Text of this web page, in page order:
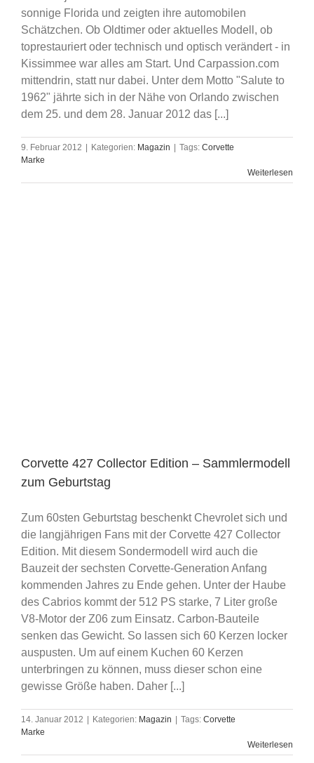
sonnige Florida und zeigten ihre automobilen
Schätzchen. Ob Oldtimer oder aktuelles Modell, ob
toprestauriert oder technisch und optisch verändert - in
Kissimmee war alles am Start. Und Carpassion.com
mittendrin, statt nur dabei. Unter dem Motto "Salute to
1962" jährte sich in der Nähe von Orlando zwischen
dem 25. und dem 28. Januar 2012 das [...]
9. Februar 2012 | Kategorien: Magazin | Tags: Corvette
Marke
Weiterlesen
Corvette 427 Collector Edition – Sammlermodell
zum Geburtstag
Zum 60sten Geburtstag beschenkt Chevrolet sich und
die langjährigen Fans mit der Corvette 427 Collector
Edition. Mit diesem Sondermodell wird auch die
Bauzeit der sechsten Corvette-Generation Anfang
kommenden Jahres zu Ende gehen. Unter der Haube
des Cabrios kommt der 512 PS starke, 7 Liter große
V8-Motor der Z06 zum Einsatz. Carbon-Bauteile
senken das Gewicht. So lassen sich 60 Kerzen locker
auspusten. Um auf einem Kuchen 60 Kerzen
unterbringen zu können, muss dieser schon eine
gewisse Größe haben. Daher [...]
14. Januar 2012 | Kategorien: Magazin | Tags: Corvette
Marke
Weiterlesen